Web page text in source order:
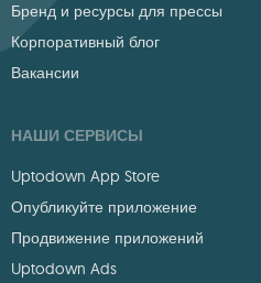
Бренд и ресурсы для прессы
Корпоративный блог
Вакансии
НАШИ СЕРВИСЫ
Uptodown App Store
Опубликуйте приложение
Продвижение приложений
Uptodown Ads